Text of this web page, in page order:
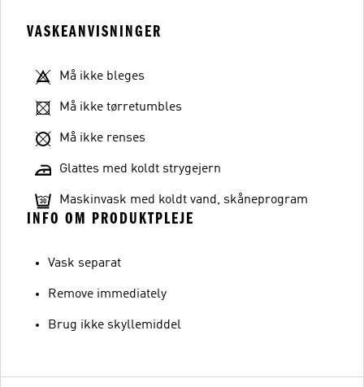
VASKEANVISNINGER
Må ikke bleges
Må ikke tørretumbles
Må ikke renses
Glattes med koldt strygejern
Maskinvask med koldt vand, skåneprogram
INFO OM PRODUKTPLEJE
Vask separat
Remove immediately
Brug ikke skyllemiddel